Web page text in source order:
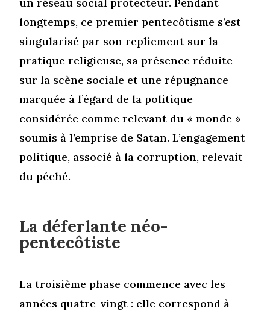
un réseau social protecteur. Pendant
longtemps, ce premier pentecôtisme s’est
singularisé par son repliement sur la
pratique religieuse, sa présence réduite
sur la scène sociale et une répugnance
marquée à l’égard de la politique
considérée comme relevant du « monde »
soumis à l’emprise de Satan. L’engagement
politique, associé à la corruption, relevait
du péché.
La déferlante néo-
pentecôtiste
La troisième phase commence avec les
années quatre-vingt : elle correspond à